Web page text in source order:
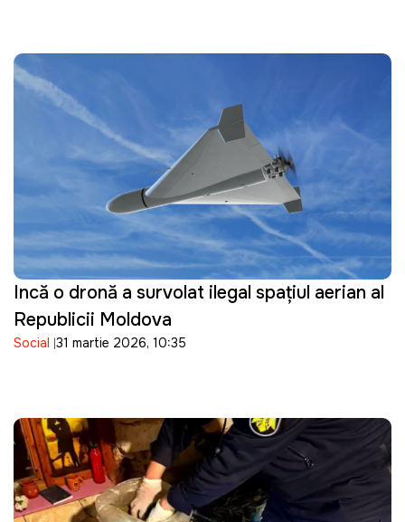
Incă o dronă a survolat ilegal spațiul aerian al
Republicii Moldova
Social 31 martie 2026, 10:35